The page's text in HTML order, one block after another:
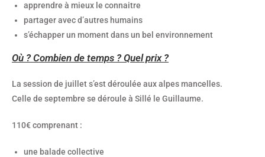
apprendre à mieux le connaitre
partager avec d’autres humains
s’échapper un moment dans un bel environnement
Où ? Combien de temps ? Quel prix ?
La session de juillet s’est déroulée aux alpes mancelles.
Celle de septembre se déroule à Sillé le Guillaume.
110€ comprenant :
une balade collective